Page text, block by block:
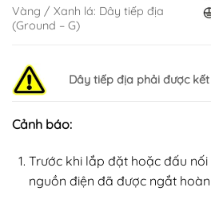
Vàng / Xanh lá: Dây tiếp địa
(Ground – G)
Dây tiếp địa phải được
Cảnh báo:
Trước khi lắp đặt hoặc đấu
nguồn điện đã được ngắt